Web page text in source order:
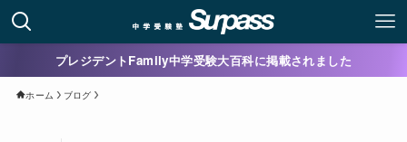
プレジデントFamily中学受験大百科に掲載されました
ホーム ブログ